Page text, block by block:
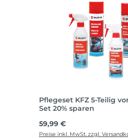
Pflegeset KFZ 5-Teilig
Set 20% sparen
Regulärer Preis:
59,99 €
Preise inkl. MwSt. zzgl.